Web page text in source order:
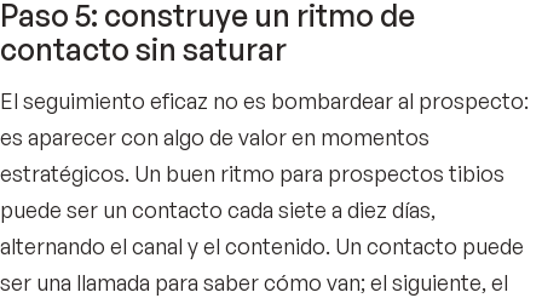
Paso 5: construye un ritmo de
contacto sin saturar
El seguimiento eficaz no es bombardear al prospecto:
es aparecer con algo de valor en momentos
estratégicos. Un buen ritmo para prospectos tibios
puede ser un contacto cada siete a diez días,
alternando el canal y el contenido. Un contacto puede
ser una llamada para saber cómo van; el siguiente, el